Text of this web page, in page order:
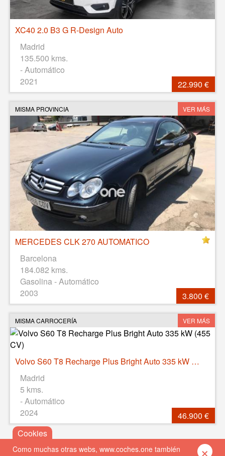
XC40 2.0 B3 G R-Design Auto
Madrid
135.500 kms.
- Automático
2021
22.990 €
MISMA PROVINCIA VER MÁS
MERCEDES CLK 270 AUTOMATICO
Barcelona
184.082 kms.
Gasolina - Automático
2003
3.800 €
MISMA CARROCERÍA VER MÁS
Volvo S60 T8 Recharge Plus Bright Auto 335 kW (455 CV)
Madrid
5 kms.
- Automático
2024
46.900 €
Como muchas otras webs, www.coches.one también
×